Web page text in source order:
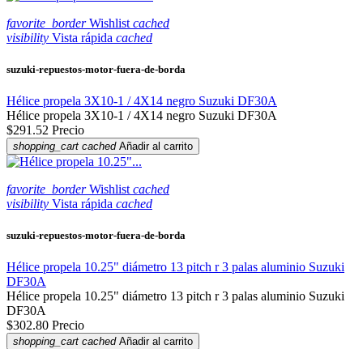
favorite_border Wishlist cached
visibility Vista rápida cached
suzuki-repuestos-motor-fuera-de-borda
Hélice propela 3X10-1 / 4X14 negro Suzuki DF30A
Hélice propela 3X10-1 / 4X14 negro Suzuki DF30A
$291.52 Precio
shopping_cart cached Añadir al carrito
favorite_border Wishlist cached
visibility Vista rápida cached
suzuki-repuestos-motor-fuera-de-borda
Hélice propela 10.25" diámetro 13 pitch r 3 palas aluminio Suzuki
DF30A
Hélice propela 10.25" diámetro 13 pitch r 3 palas aluminio Suzuki
DF30A
$302.80 Precio
shopping_cart cached Añadir al carrito